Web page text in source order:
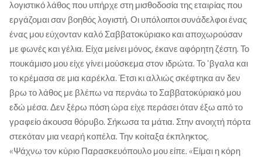
λογιστικό λάθος που υπήρχε στη μισθοδοσία της εταιρίας που
εργάζομαι σαν βοηθός λογιστή. Οι υπόλοιποι συνάδελφοι ένας
ένας μου εύχονταν καλό Σαββατοκύριακο και αποχωρούσαν
με φωνές και γέλια. Είχα μείνει μόνος, έκανε αφόρητη ζέστη. Το
πουκάμισο μου είχε γίνει μούσκεμα στον ιδρώτα. Το 'βγαλα και
το κρέμασα σε μια καρέκλα. Έτσι κι αλλιώς σκέφτηκα αν δεν
βρω το λάθος με βλέπω να περνάω το Σαββατοκύριακό μου
εδώ μέσα. Δεν ξέρω πόση ώρα είχε περάσει όταν έξω από το
γραφείο άκουσα θόρυβο. Σήκωσα τα μάτια. Στην ανοιχτή πόρτα
στεκόταν μια νεαρή κοπέλα. Την κοίταξα έκπληκτος.
«Ψάχνω τον κύριο Παρασκευόπουλο μου είπε. «Είμαι η κόρη